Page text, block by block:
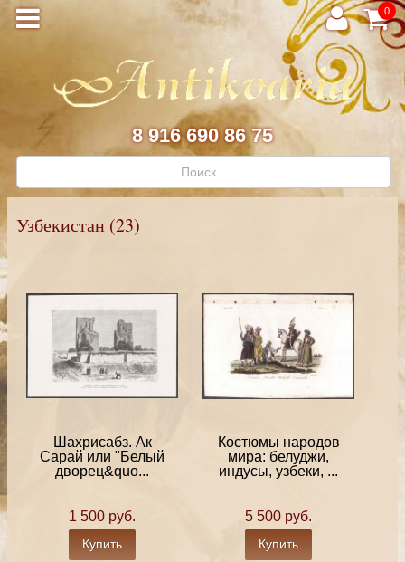
0
8 916 690 86 75
Узбекистан (23)
Шахрисабз. ​Ак
Сарай или "Белый
дворец&quo...
1 500 руб.
Купить
Костюмы народов
мира: белуджи,
индусы, узбеки, ...
5 500 руб.
Купить